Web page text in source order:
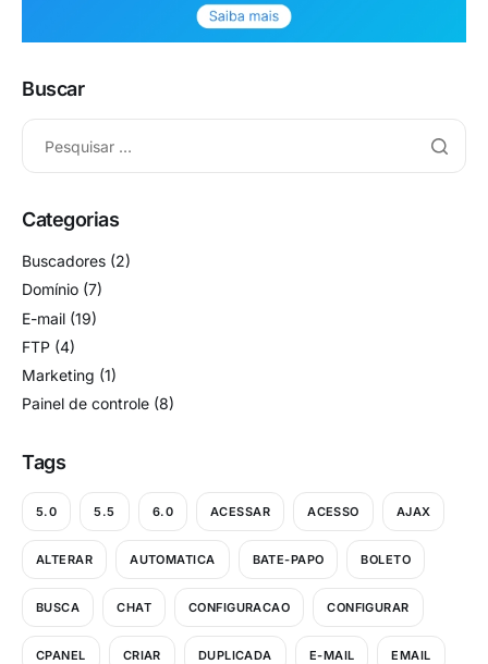
Buscar
Categorias
Buscadores (2)
Domínio (7)
E-mail (19)
FTP (4)
Marketing (1)
Painel de controle (8)
Tags
5.0 5.5 6.0 ACESSAR ACESSO AJAX
ALTERAR AUTOMATICA BATE-PAPO BOLETO
BUSCA CHAT CONFIGURACAO CONFIGURAR
CPANEL CRIAR DUPLICADA E-MAIL EMAIL